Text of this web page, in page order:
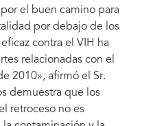
el buen camino para
por debajo de los
contra el VIH ha
relacionadas con el
2010», afirmó el Sr.
demuestra que los
retroceso no es